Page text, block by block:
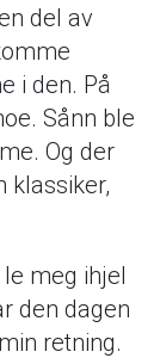
del av
i den. På
Sånn ble
Og der
klassiker,
meg ihjel
den dagen
retning.